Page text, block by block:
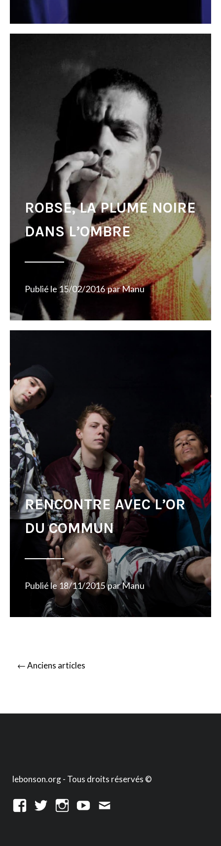
ROBSE, LA PLUME NOIRE
DANS L’OMBRE
Publié le15/02/2016 parManu
RENCONTRE AVEC L’OR
DU COMMUN
Publié le18/11/2015 parManu
Posts
←Anciens articles
lebonson.org - Tous droits réservés ©